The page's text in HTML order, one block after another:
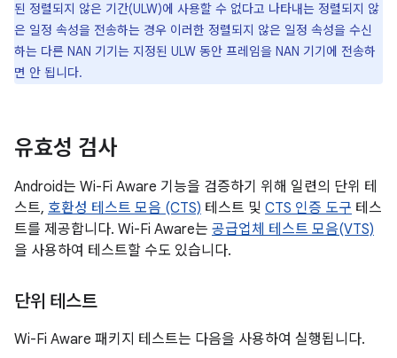
된 정렬되지 않은 기간(ULW)에 사용할 수 없다고 나타내는 정렬되지 않
은 일정 속성을 전송하는 경우 이러한 정렬되지 않은 일정 속성을 수신
하는 다른 NAN 기기는 지정된 ULW 동안 프레임을 NAN 기기에 전송하
면 안 됩니다.
유효성 검사
Android는 Wi-Fi Aware 기능을 검증하기 위해 일련의 단위 테
스트, 호환성 테스트 모음 (CTS) 테스트 및 CTS 인증 도구 테스
트를 제공합니다. Wi-Fi Aware는 공급업체 테스트 모음(VTS)
을 사용하여 테스트할 수도 있습니다.
단위 테스트
Wi-Fi Aware 패키지 테스트는 다음을 사용하여 실행됩니다.